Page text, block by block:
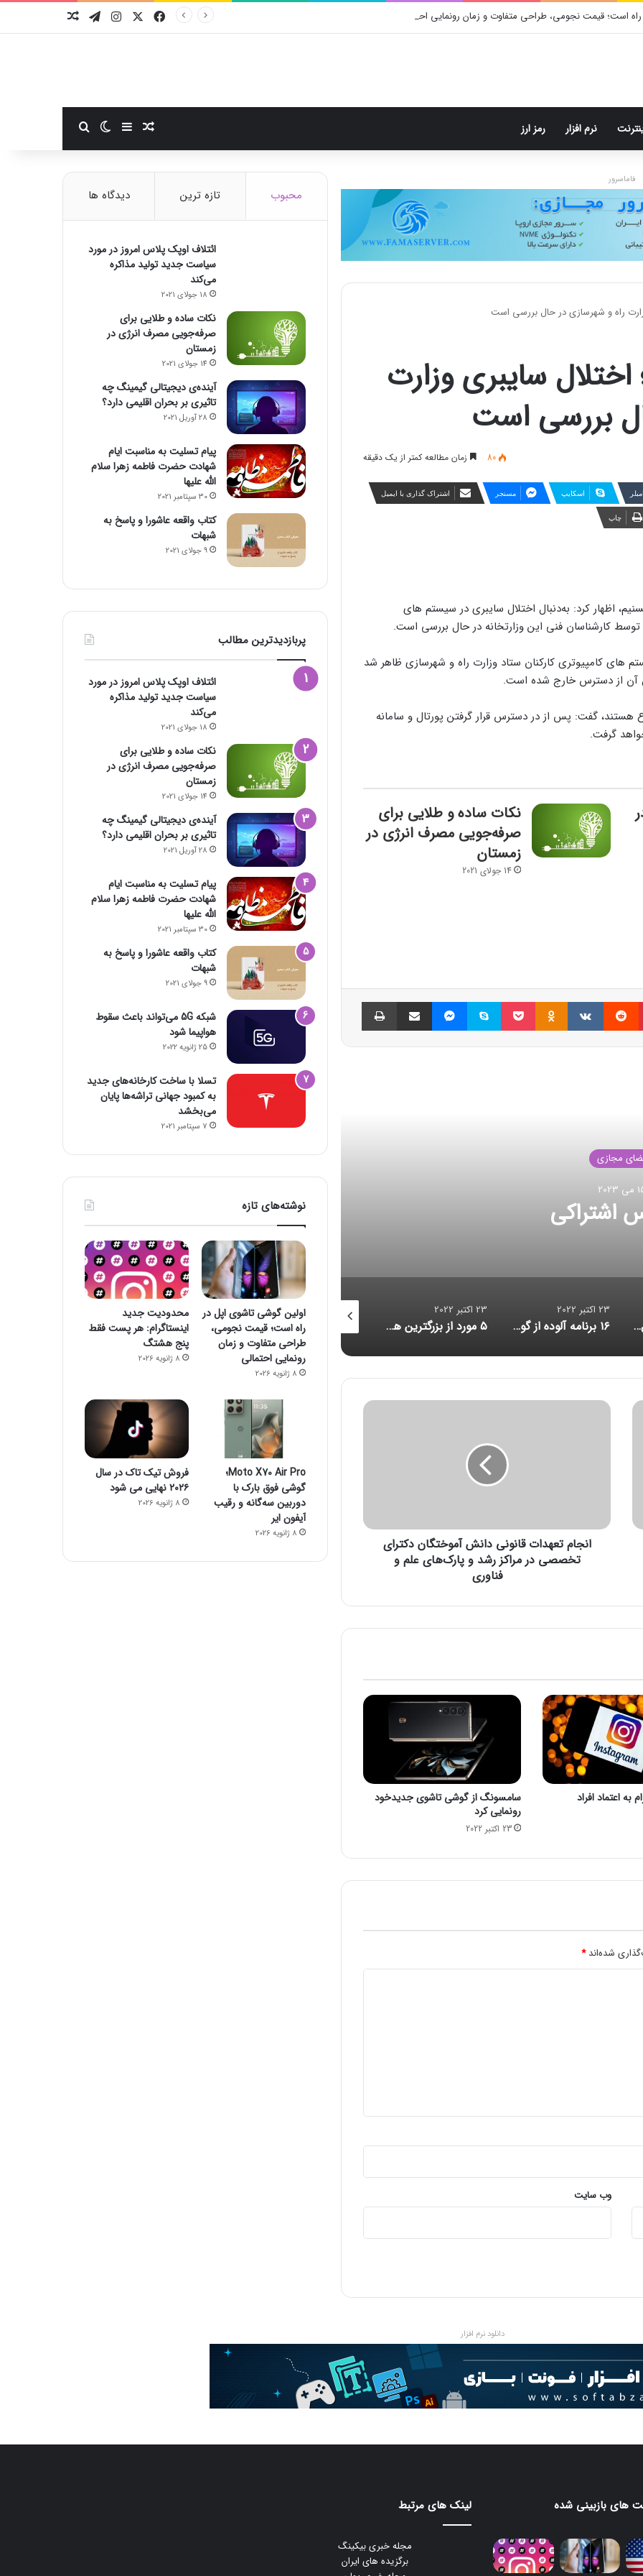
است؛ قیمت نجومی، طراحی متفاوت و زمان رونمایی احتمالی فیسبوکایکس اینستاگرام
تلگرام
نرم افزار رمز ارز نوشته تصادفی
سایدبارتغییر پوسته
فاماسرور
راه و شهرسازی در حال بررسی است
سایبری وزارت
بررسی است
80 زمان مطالعه کمتر از یک دقیقه
اسکایپ مسنجر اشتراک گذاری با ایمیل
چاپ
اظهار کرد:‌ به‌دنبال اختلال سایبری در سیستم های
کارشناسان فنی این وزارتخانه در حال بررسی است.
های کامپیوتری کارکنان ستاد وزارت راه و شهرسازی ظاهر شد
آن از دسترس خارج شده است.
گفت: پس از در دسترس قرار گرفتن پورتال و سامانه
گرفت.
نکات ساده و طلایی برای
صرفه‌جویی مصرف انرژی در
زمستان
14 جولای 2021
پینتریست Reddit
VKontakte
Odnoklassniki پاکت اسکایپ مسنجر اشتراک گذاری با ایمیل
فضای مجازی
23 اکتبر 2022
انتقال داده
فضای مجازی
۱۶ برنامه آلوده از گوگل پلی پاک شدند
23 اکتبر 2022
۵ مورد از بزرگترین هک‌های تاریخ امنیت سایبری/ حلقه ازدواج هوشمندی که مراقب شماست/ احتمال بازبینی امنیتی آمریکا از قرارداد ماسک برای خرید توییتر
23 اکتبر 2022
کاهش حجم تراکنش‌ توکن‌های متاورس
23 اکتبر 2022
جیمز وب از توده اسرار آمیز تصویربرداری کرد
23 اکتبر 2022
چگونه یک گوشی هوشمند می‌تواند خطر مرگ شما را پیش بینی کند؟
ا
د
ن
ا
ن
ش
آ
م
و
ت
گ
ک
ت
خ
ص
ر
د
پ
ا
ر
ه
ل
ف
ن
ر
انجام تعهدات قانونی دانش آموختگان دکترای
تخصصی در مراکز رشد و پارک‌های علم و
فناوری
به اعتماد افراد
سامسونگ از گوشی تاشوی جدیدخود
رونمایی کرد
23 اکتبر 2022
شده‌اند*
وب‌ سایت
محبوب تازه ترین دیدگاه ها
ائتلاف اوپک پلاس امروز در مورد
سیاست جدید تولید مذاکره
می‌کند
18 جولای 2021
نکات ساده و طلایی برای
صرفه‌جویی مصرف انرژی در
زمستان
14 جولای 2021
آینده‌ی دیجیتالی گیمینگ چه
تاثیری بر بحران اقلیمی دارد؟
28 آوریل 2021
پیام تسلیت به مناسبت ایام
شهادت حضرت فاطمه زهرا سلام
الله علیها
30 سپتامبر 2021
کتاب واقعه عاشورا و پاسخ به
شبهات
9 جولای 2021
پربازدیدترین مطالب
ائتلاف اوپک پلاس امروز در مورد
سیاست جدید تولید مذاکره
می‌کند
18 جولای 2021
نکات ساده و طلایی برای
صرفه‌جویی مصرف انرژی در
زمستان
14 جولای 2021
آینده‌ی دیجیتالی گیمینگ چه
تاثیری بر بحران اقلیمی دارد؟
28 آوریل 2021
پیام تسلیت به مناسبت ایام
شهادت حضرت فاطمه زهرا سلام
الله علیها
30 سپتامبر 2021
کتاب واقعه عاشورا و پاسخ به
شبهات
9 جولای 2021
شبکه 5G می‌تواند باعث سقوط
هواپیما شود
25 ژانویه 2022
تسلا با ساخت کارخانه‌های جدید
به کمبود جهانی تراشه‌ها پایان
می‌بخشد
7 سپتامبر 2021
نوشته‌های تازه
اولین گوشی تاشوی اپل در
راه است؛ قیمت نجومی،
طراحی متفاوت و زمان
رونمایی احتمالی
8 ژانویه 2026
محدودیت جدید
اینستاگرام: هر پست فقط
پنج هشتگ
8 ژانویه 2026
Moto X70 Air Pro؛
گوشی فوق بارک با
دوربین سه‌گانه و رقیب
آیفون ایر
8 ژانویه 2026
فروش تیک تاک در سال
۲۰۲۶ نهایی می شود
8 ژانویه 2026
دانلود نرم افزار
های بازبینی شده لینک های مرتبط
مجله خبری بیکینگ
برگزیده های ایران